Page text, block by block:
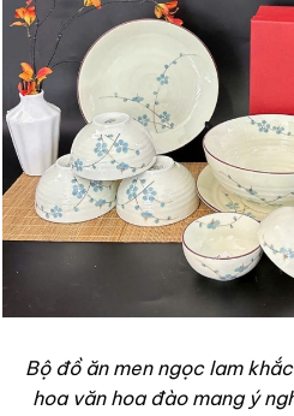
Bộ đồ ăn men ngọc lam
hoa văn hoa đào mang ý